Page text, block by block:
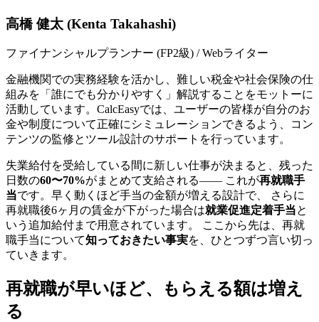
高橋 健太 (Kenta Takahashi)
ファイナンシャルプランナー (FP2級) / Webライター
金融機関での実務経験を活かし、難しい税金や社会保険の仕
組みを「誰にでも分かりやすく」解説することをモットーに
活動しています。CalcEasyでは、ユーザーの皆様が自分のお
金や制度について正確にシミュレーションできるよう、コン
テンツの監修とツール設計のサポートを行っています。
失業給付を受給している間に新しい仕事が決まると、残った
日数の60〜70%がまとめて支給される—— これが再就職手
当です。早く動くほど手当の金額が増える設計で、 さらに
再就職後6ヶ月の賃金が下がった場合は就業促進定着手当と
いう追加給付まで用意されています。 ここから先は、再就
職手当について知っておきたい事実を、ひとつずつ言い切っ
ていきます。
再就職が早いほど、もらえる額は増え
る